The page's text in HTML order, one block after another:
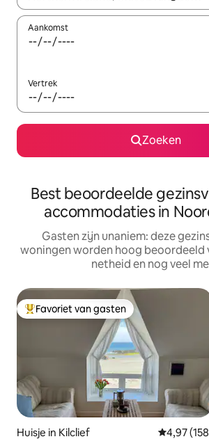
Aankomst
Vertrek
Zoeken
Best beoordeelde
accommodaties in
Gasten zijn unaniem: deze
woningen worden hoog beoordeeld
netheid en nog veel
Topfavoriet van gasten
Favoriet van gasten
Huisje in Kilclief
4,97